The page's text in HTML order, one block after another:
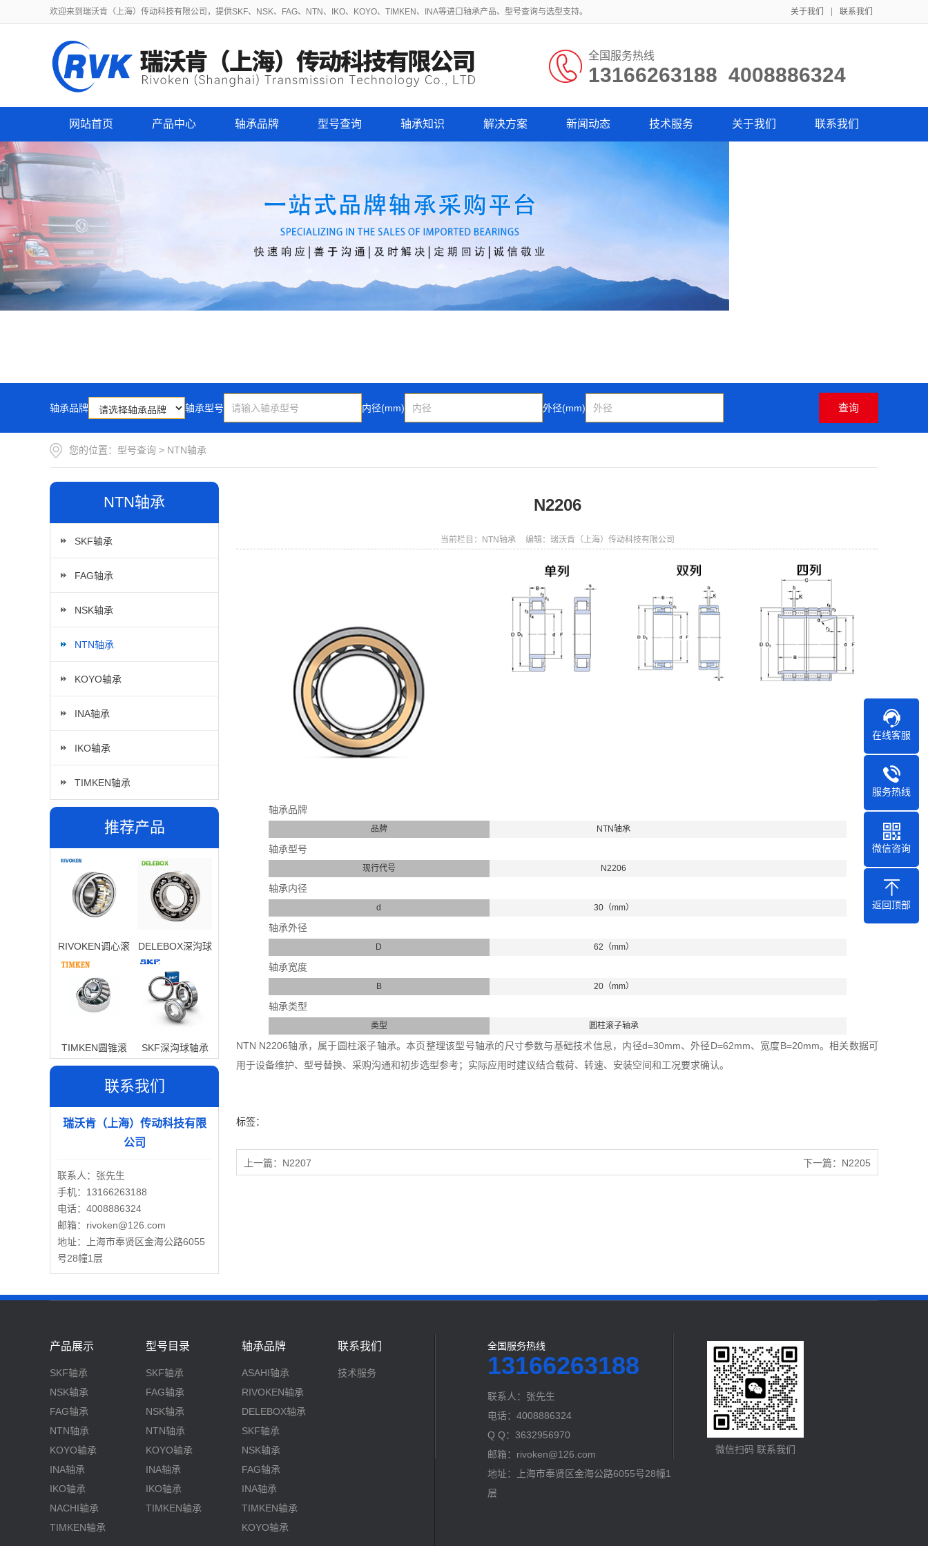
欢迎来到瑞沃肯（上海）传动科技有限公司，提供SKF、NSK、FAG、NTN、IKO、KOYO、TIMKEN、INA等进口轴承产品、型号查询与选型支持。 关于我们 联系我们
全国服务热线
13166263188 4008886324
网站首页 产品中心 轴承品牌 型号查询 轴承知识 解决方案 新闻动态 技术服务 关于我们 联系我们
轴承品牌 轴承型号 内径(mm) 外径(mm)
您的位置： 型号查询 > NTN轴承
NTN轴承
SKF轴承
FAG轴承
NSK轴承
NTN轴承
KOYO轴承
INA轴承
IKO轴承
TIMKEN轴承
推荐产品
RIVOKEN调心滚
子轴承
DELEBOX深沟球
TIMKEN圆锥滚
子轴承
SKF深沟球轴承
联系我们
瑞沃肯（上海）传动科技有限
公司
联系人：张先生
手机：13166263188
电话：4008886324
邮箱：rivoken@126.com
地址：上海市奉贤区金海公路6055
号28幢1层
N2206
当前栏目：NTN轴承 编辑：瑞沃肯（上海）传动科技有限公司
轴承品牌
品牌 NTN轴承
轴承型号
现行代号 N2206
轴承内径
d 30（mm）
轴承外径
D 62（mm）
轴承宽度
B 20（mm）
轴承类型
类型 圆柱滚子轴承
NTN N2206轴承，属于圆柱滚子轴承。本页整理该型号轴承的尺寸参数与基础技术信息，内径d=30mm、外径D=62mm、宽度B=20mm。相关数据可
用于设备维护、型号替换、采购沟通和初步选型参考；实际应用时建议结合载荷、转速、安装空间和工况要求确认。
标签：
上一篇： N2207 下一篇： N2205
产品展示
SKF轴承
NSK轴承
FAG轴承
NTN轴承
KOYO轴承
INA轴承
IKO轴承
NACHI轴承
TIMKEN轴承
型号目录
SKF轴承
FAG轴承
NSK轴承
NTN轴承
KOYO轴承
INA轴承
IKO轴承
TIMKEN轴承
轴承品牌
ASAHI轴承
RIVOKEN轴承
DELEBOX轴承
SKF轴承
NSK轴承
FAG轴承
INA轴承
TIMKEN轴承
KOYO轴承
联系我们
技术服务
全国服务热线
13166263188
联系人：张先生
电话：4008886324
Q Q：3632956970
邮箱：rivoken@126.com
地址：上海市奉贤区金海公路6055号28幢1
层
微信扫码 联系我们
在线客服
服务热线
微信咨询
返回顶部